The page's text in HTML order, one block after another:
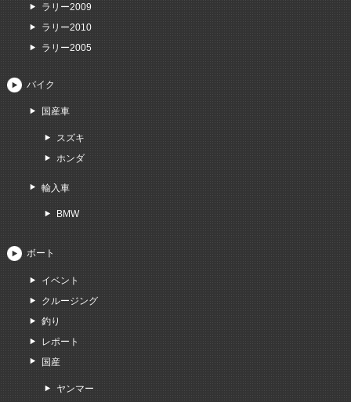
ラリー2009
ラリー2010
ラリー2005
バイク
国産車
スズキ
ホンダ
輸入車
BMW
ボート
イベント
クルージング
釣り
レポート
国産
ヤンマー